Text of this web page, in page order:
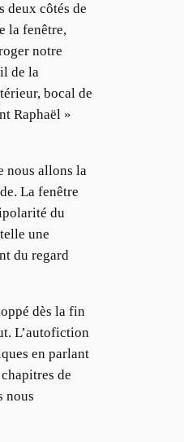
deux côtés de
la fenêtre,
notre
de la
bocal de
Raphaël »
nous allons la
La fenêtre
du
une
du regard
dès la fin
L’autofiction
en parlant
de
nous